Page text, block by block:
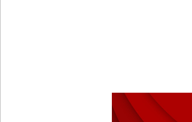
மகசின் சிறைக்குள்